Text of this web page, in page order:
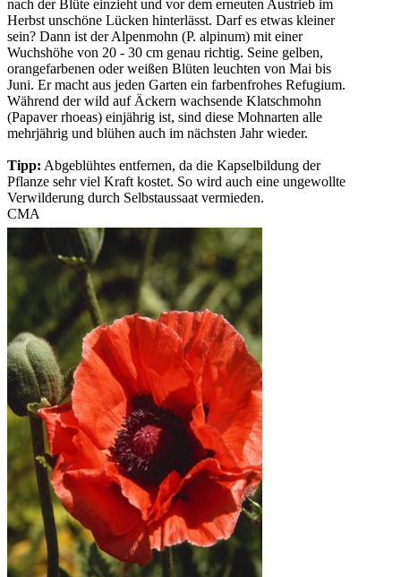
nach der Blüte einzieht und vor dem erneuten Austrieb im
Herbst unschöne Lücken hinterlässt. Darf es etwas kleiner
sein? Dann ist der Alpenmohn (P. alpinum) mit einer
Wuchshöhe von 20 - 30 cm genau richtig. Seine gelben,
orangefarbenen oder weißen Blüten leuchten von Mai bis
Juni. Er macht aus jeden Garten ein farbenfrohes Refugium.
Während der wild auf Äckern wachsende Klatschmohn
(Papaver rhoeas) einjährig ist, sind diese Mohnarten alle
mehrjährig und blühen auch im nächsten Jahr wieder.
Tipp: Abgeblühtes entfernen, da die Kapselbildung der
Pflanze sehr viel Kraft kostet. So wird auch eine ungewollte
Verwilderung durch Selbstaussaat vermieden.
CMA